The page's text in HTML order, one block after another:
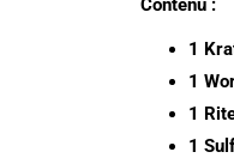
Contenu :
1
1
1
1